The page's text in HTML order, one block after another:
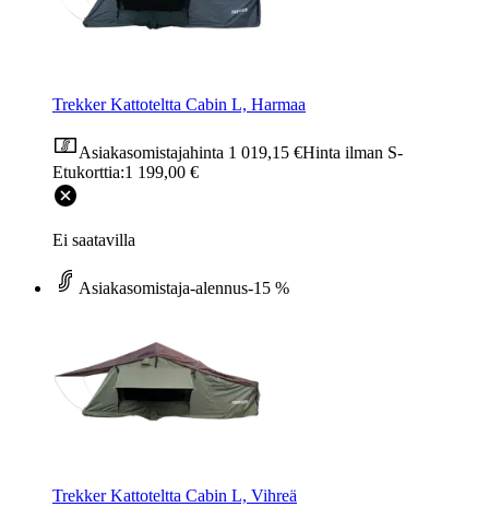
Trekker Kattoteltta Cabin L, Harmaa
Asiakasomistajahinta 1 019,15 €Hinta ilman S-
Etukorttia:1 199,00 €
Ei saatavilla
Asiakasomistaja-alennus-15 %
Trekker Kattoteltta Cabin L, Vihreä